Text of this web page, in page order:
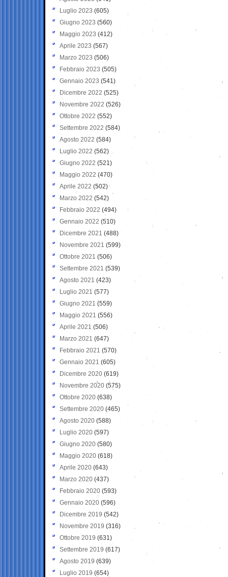
Luglio 2023 (605)
Giugno 2023 (560)
Maggio 2023 (412)
Aprile 2023 (567)
Marzo 2023 (506)
Febbraio 2023 (505)
Gennaio 2023 (541)
Dicembre 2022 (525)
Novembre 2022 (526)
Ottobre 2022 (552)
Settembre 2022 (584)
Agosto 2022 (584)
Luglio 2022 (562)
Giugno 2022 (521)
Maggio 2022 (470)
Aprile 2022 (502)
Marzo 2022 (542)
Febbraio 2022 (494)
Gennaio 2022 (510)
Dicembre 2021 (488)
Novembre 2021 (599)
Ottobre 2021 (506)
Settembre 2021 (539)
Agosto 2021 (423)
Luglio 2021 (577)
Giugno 2021(559)
Maggio 2021 (556)
Aprile 2021 (506)
Marzo 2021 (647)
Febbraio 2021 (570)
Gennaio 2021 (605)
Dicembre 2020 (619)
Novembre 2020 (575)
Ottobre 2020 (638)
Settembre 2020(465)
Agosto 2020 (588)
Luglio 2020 (597)
Giugno 2020 (580)
Maggio 2020 (618)
Aprile 2020 (643)
Marzo 2020 (437)
Febbraio 2020 (593)
Gennaio 2020 (596)
Dicembre 2019 (542)
Novembre 2019 (316)
Ottobre 2019 (631)
Settembre 2019 (617)
Agosto 2019 (639)
Luglio 2019 (654)